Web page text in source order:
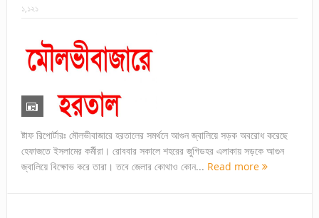
১,১২১
ষ্টাফ রিপোর্টারঃ মৌলভীবাজারে হরতালের সমর্থনে আগুন জ্বালিয়ে সড়ক অবরোধ করেছে
হেফাজতে ইসলামের কর্মীরা। রোববার সকালে শহরের জুগিডহর এলাকায় সড়কে আগুন
জ্বালিয়ে বিক্ষোভ করে তারা। তবে জেলার কোথাও কোন... Read more